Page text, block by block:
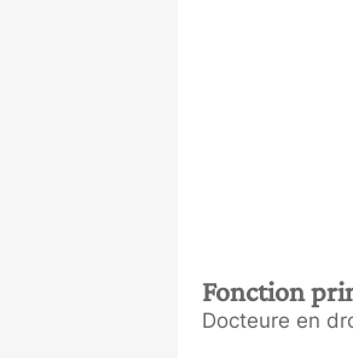
Fonction
Docteure en